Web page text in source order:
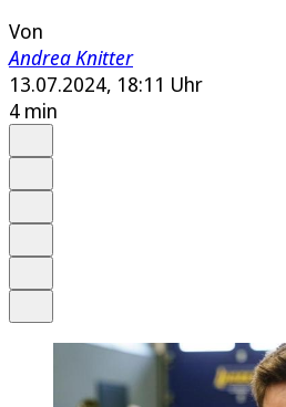
Von
Andrea Knitter
13.07.2024, 18:11 Uhr
4 min